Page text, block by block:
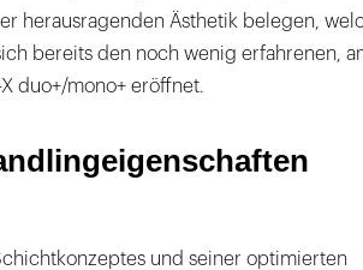
herausragenden Ästhetik belegen,
bereits den noch wenig erfahrenen,
duo+/mono+ eröffnet.
und seiner optimierten